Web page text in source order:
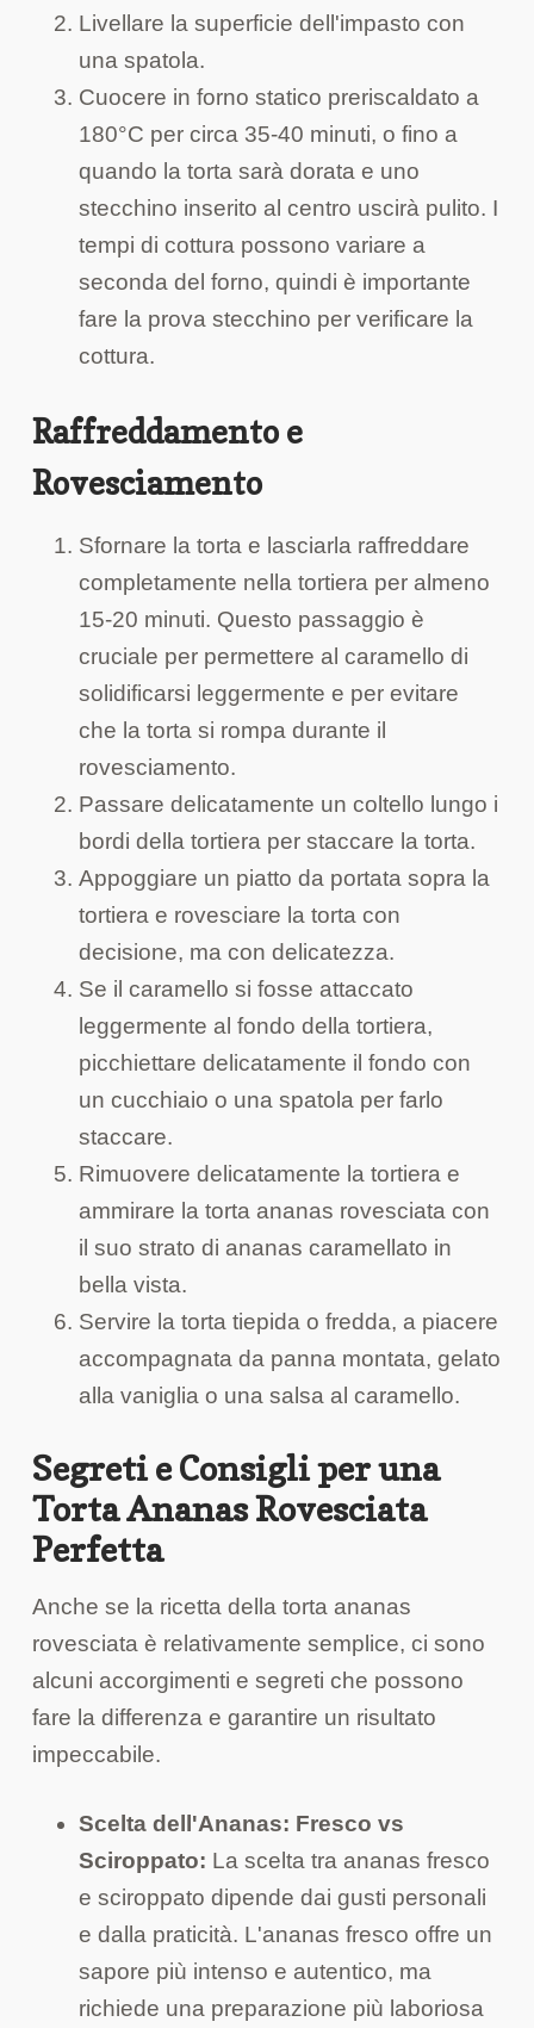
Livellare la superficie dell'impasto con
una spatola.
Cuocere in forno statico preriscaldato a
180°C per circa 35-40 minuti, o fino a
quando la torta sarà dorata e uno
stecchino inserito al centro uscirà pulito. I
tempi di cottura possono variare a
seconda del forno, quindi è importante
fare la prova stecchino per verificare la
cottura.
Raffreddamento e
Rovesciamento
Sfornare la torta e lasciarla raffreddare
completamente nella tortiera per almeno
15-20 minuti. Questo passaggio è
cruciale per permettere al caramello di
solidificarsi leggermente e per evitare
che la torta si rompa durante il
rovesciamento.
Passare delicatamente un coltello lungo i
bordi della tortiera per staccare la torta.
Appoggiare un piatto da portata sopra la
tortiera e rovesciare la torta con
decisione, ma con delicatezza.
Se il caramello si fosse attaccato
leggermente al fondo della tortiera,
picchiettare delicatamente il fondo con
un cucchiaio o una spatola per farlo
staccare.
Rimuovere delicatamente la tortiera e
ammirare la torta ananas rovesciata con
il suo strato di ananas caramellato in
bella vista.
Servire la torta tiepida o fredda, a piacere
accompagnata da panna montata, gelato
alla vaniglia o una salsa al caramello.
Segreti e Consigli per una
Torta Ananas Rovesciata
Perfetta
Anche se la ricetta della torta ananas
rovesciata è relativamente semplice, ci sono
alcuni accorgimenti e segreti che possono
fare la differenza e garantire un risultato
impeccabile.
Scelta dell'Ananas: Fresco vs
Sciroppato: La scelta tra ananas fresco
e sciroppato dipende dai gusti personali
e dalla praticità. L'ananas fresco offre un
sapore più intenso e autentico, ma
richiede una preparazione più laboriosa